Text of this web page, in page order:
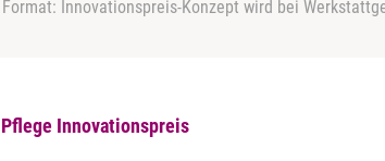
Innovationspreis-Konzept wird bei
Innovationspreis